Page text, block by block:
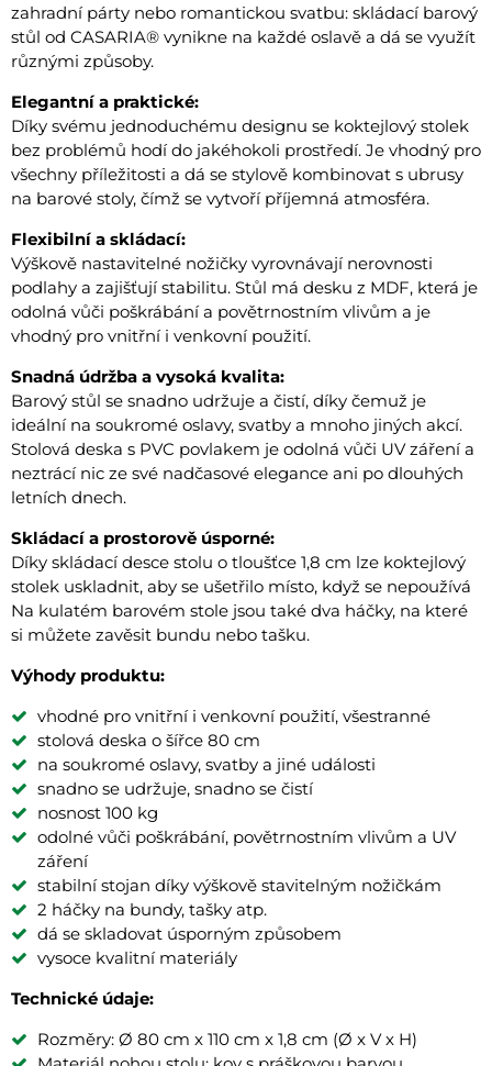
zahradní párty nebo romantickou svatbu: skládací barový
stůl od CASARIA® vynikne na každé oslavě a dá se využít
různými způsoby.
Elegantní a praktické:
Díky svému jednoduchému designu se koktejlový stolek
bez problémů hodí do jakéhokoli prostředí. Je vhodný pro
všechny příležitosti a dá se stylově kombinovat s ubrusy
na barové stoly, čímž se vytvoří příjemná atmosféra.
Flexibilní a skládací:
Výškově nastavitelné nožičky vyrovnávají nerovnosti
podlahy a zajišťují stabilitu. Stůl má desku z MDF, která je
odolná vůči poškrábání a povětrnostním vlivům a je
vhodný pro vnitřní i venkovní použití.
Snadná údržba a vysoká kvalita:
Barový stůl se snadno udržuje a čistí, díky čemuž je
ideální na soukromé oslavy, svatby a mnoho jiných akcí.
Stolová deska s PVC povlakem je odolná vůči UV záření a
neztrácí nic ze své nadčasové elegance ani po dlouhých
letních dnech.
Skládací a prostorově úsporné:
Díky skládací desce stolu o tloušťce 1,8 cm lze koktejlový
stolek uskladnit, aby se ušetřilo místo, když se nepoužívá
Na kulatém barovém stole jsou také dva háčky, na které
si můžete zavěsit bundu nebo tašku.
Výhody produktu:
vhodné pro vnitřní i venkovní použití, všestranné
stolová deska o šířce 80 cm
na soukromé oslavy, svatby a jiné události
snadno se udržuje, snadno se čistí
nosnost 100 kg
odolné vůči poškrábání, povětrnostním vlivům a UV
záření
stabilní stojan díky výškově stavitelným nožičkám
2 háčky na bundy, tašky atp.
dá se skladovat úsporným způsobem
vysoce kvalitní materiály
Technické údaje:
Rozměry: Ø 80 cm x 110 cm x 1,8 cm (Ø x V x H)